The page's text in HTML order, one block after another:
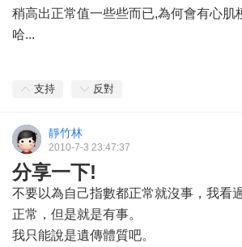
稍高出正常值一些些而已,為何會有心肌
哈...
支持 反對
靜竹林
2010-7-3 23:47:37
分享一下!
不要以為自己指數都正常就沒事，我看
正常，但是就是有事。
我只能說是遺傳體質吧。